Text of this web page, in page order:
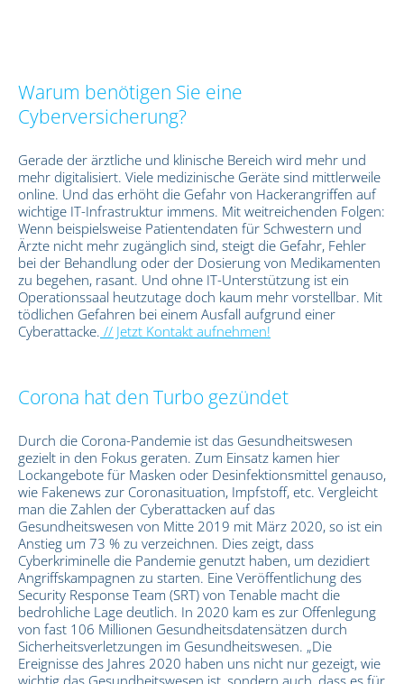
Warum benötigen Sie eine
Cyberversicherung?
Gerade der ärztliche und klinische Bereich wird mehr und
mehr digitalisiert. Viele medizinische Geräte sind mittlerweile
online. Und das erhöht die Gefahr von Hackerangriffen auf
wichtige IT-Infrastruktur immens. Mit weitreichenden Folgen:
Wenn beispielsweise Patientendaten für Schwestern und
Ärzte nicht mehr zugänglich sind, steigt die Gefahr, Fehler
bei der Behandlung oder der Dosierung von Medikamenten
zu begehen, rasant. Und ohne IT-Unterstützung ist ein
Operationssaal heutzutage doch kaum mehr vorstellbar. Mit
tödlichen Gefahren bei einem Ausfall aufgrund einer
Cyberattacke. // Jetzt Kontakt aufnehmen!
Corona hat den Turbo gezündet
Durch die Corona-Pandemie ist das Gesundheitswesen
gezielt in den Fokus geraten. Zum Einsatz kamen hier
Lockangebote für Masken oder Desinfektionsmittel genauso,
wie Fakenews zur Coronasituation, Impfstoff, etc. Vergleicht
man die Zahlen der Cyberattacken auf das
Gesundheitswesen von Mitte 2019 mit März 2020, so ist ein
Anstieg um 73 % zu verzeichnen. Dies zeigt, dass
Cyberkriminelle die Pandemie genutzt haben, um dezidiert
Angriffskampagnen zu starten. Eine Veröffentlichung des
Security Response Team (SRT) von Tenable macht die
bedrohliche Lage deutlich. In 2020 kam es zur Offenlegung
von fast 106 Millionen Gesundheitsdatensätzen durch
Sicherheitsverletzungen im Gesundheitswesen. „Die
Ereignisse des Jahres 2020 haben uns nicht nur gezeigt, wie
wichtig das Gesundheitswesen ist, sondern auch, dass es für